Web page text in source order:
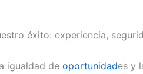
éxito: experiencia,
igualdad de oportunidades y